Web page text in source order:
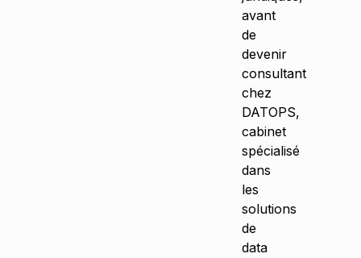
avant
de
devenir
consultant
chez
DATOPS,
cabinet
spécialisé
dans
les
solutions
de
data